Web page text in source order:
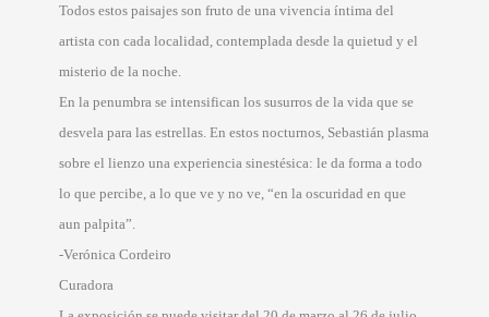
Todos estos paisajes son fruto de una vivencia íntima del
artista con cada localidad, contemplada desde la quietud y el
misterio de la noche.
En la penumbra se intensifican los susurros de la vida que se
desvela para las estrellas. En estos nocturnos, Sebastián plasma
sobre el lienzo una experiencia sinestésica: le da forma a todo
lo que percibe, a lo que ve y no ve, “en la oscuridad en que
aun palpita”.
-Verónica Cordeiro
Curadora